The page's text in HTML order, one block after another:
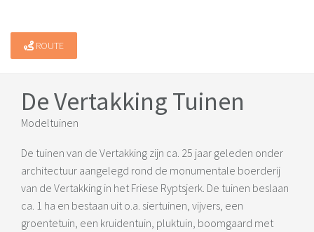
ROUTE
De Vertakking Tuinen
Modeltuinen
De tuinen van de Vertakking zijn ca. 25 jaar geleden onder
architectuur aangelegd rond de monumentale boerderij
van de Vertakking in het Friese Ryptsjerk. De tuinen beslaan
ca. 1 ha en bestaan uit o.a. siertuinen, vijvers, een
groentetuin, een kruidentuin, pluktuin, boomgaard met